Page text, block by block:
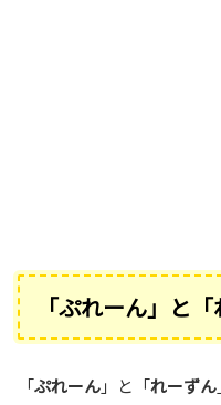
「ぷれーん」と
「ぷれーん」と「れーずん